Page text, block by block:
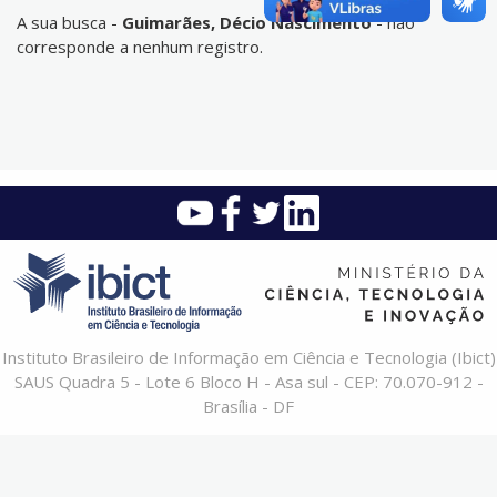
A sua busca - Guimarães, Décio Nascimento- não
corresponde a nenhum registro.
Instituto Brasileiro de Informação em Ciência e Tecnologia (Ibict)
SAUS Quadra 5 - Lote 6 Bloco H - Asa sul - CEP: 70.070-912 -
Brasília - DF